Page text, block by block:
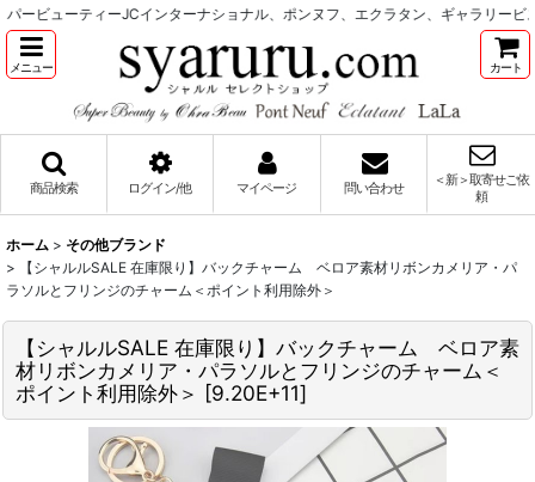
ービューティーJCインターナショナル、ポンヌフ、エクラタン、ギャラリービ
メニュー カート
商品検索 ログイン/他 マイページ 問い合わせ
＜新＞取寄せご依
頼
ホーム > その他ブランド
>
【シャルルSALE 在庫限り】バックチャーム ベロア素材リボンカメリア・パ
ラソルとフリンジのチャーム＜ポイント利用除外＞
【シャルルSALE 在庫限り】バックチャーム ベロア素
材リボンカメリア・パラソルとフリンジのチャーム＜
ポイント利用除外＞ [9.20E+11]